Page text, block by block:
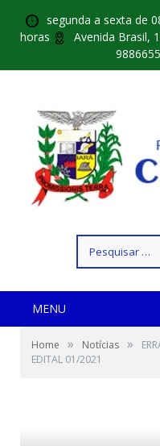
segunda a sexta de
horas
Avenida Brasil,
por:
MENU
Home » Notícias »
EDITAL 01/2021